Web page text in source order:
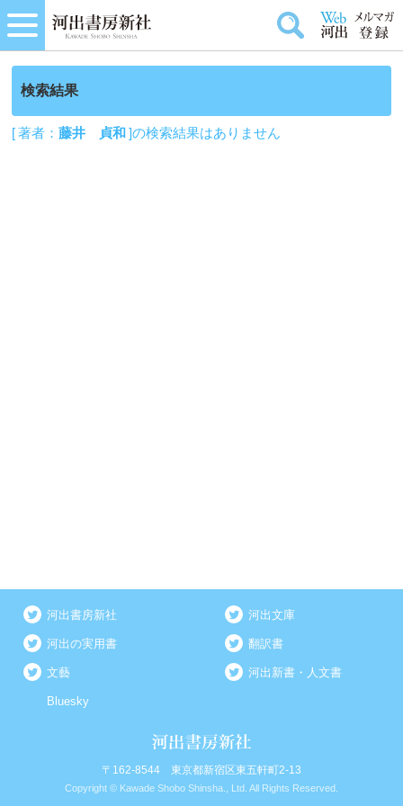
検索結果
[ 著者：藤井 貞和]の検索結果はありません
河出書房新社 河出文庫
河出の実用書 翻訳書
文藝 河出新書・人文書
Bluesky
〒162-8544 東京都新宿区東五軒町2-13
Copyright © Kawade Shobo Shinsha., Ltd. All Rights Reserved.